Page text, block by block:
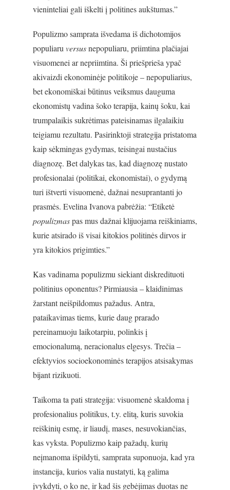
vieninteliai gali iškelti į politines aukštumas.”
Populizmo samprata išvedama iš dichotomijos
populiaru versusnepopuliaru, priimtina plačiajai
visuomenei ar nepriimtina. Ši priešprieša ypač
akivaizdi ekonominėje politikoje – nepopuliarius,
bet ekonomiškai būtinus veiksmus dauguma
ekonomistų vadina šoko terapija, kainų šoku, kai
trumpalaikis sukrėtimas pateisinamas ilgalaikiu
teigiamu rezultatu. Pasirinktoji strategija pristatoma
kaip sėkmingas gydymas, teisingai nustačius
diagnozę. Bet dalykas tas, kad diagnozę nustato
profesionalai (politikai, ekonomistai), o gydymą
turi ištverti visuomenė, dažnai nesuprantanti jo
prasmės. Evelina Ivanova pabrėžia: “Etiketė
populizmaspas mus dažnai klijuojama reiškiniams,
kurie atsirado iš visai kitokios politinės dirvos ir
yra kitokios prigimties.”
Kas vadinama populizmu siekiant diskredituoti
politinius oponentus? Pirmiausia – klaidinimas
žarstant neišpildomus pažadus. Antra,
pataikavimas tiems, kurie daug prarado
pereinamuoju laikotarpiu, polinkis į
emocionalumą, neracionalus elgesys. Trečia –
efektyvios socioekonominės terapijos atsisakymas
bijant rizikuoti.
Taikoma ta pati strategija: visuomenė skaldoma į
profesionalius politikus, t.y. elitą, kuris suvokia
reiškinių esmę, ir liaudį, mases, nesuvokiančias,
kas vyksta. Populizmo kaip pažadų, kurių
neįmanoma išpildyti, samprata suponuoja, kad yra
instancija, kurios valia nustatyti, ką galima
įvykdyti, o ko ne, ir kad šis gebėjimas duotas ne